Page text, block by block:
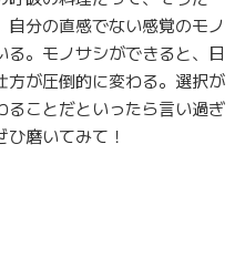
分の直感でない感覚のモノ
。モノサシができると、日
方が圧倒的に変わる。選択が
ることだといったら言い過ぎ
磨いてみて！